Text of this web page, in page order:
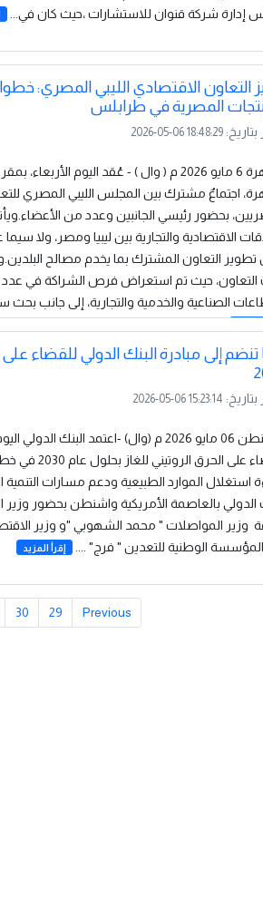
إدارة شركة قنوان للاستشارات ،حيث كان في...
التعاون الاقتصادي الليبي المصري:
المصرية في طرابلس
2026-05-06 18:48:29
القاهرة 6 مايو 2026 م ( وال ) - عُقد اليوم
اجتماعٌ مشترك بين المجلس الليبي المصري
بحضور رئيسي الجانبين وعدد من
الاقتصادية والتجارية بين ليبيا ومصر، ولا
التعاون المشترك بما يخدم مصالح
التعاون، حيث تم استعراض فرص الشراكة في
الصناعية والخدمية والتجارية، إلى جانب بحث
تنضم إلى مبادرة البنك الدولي للقضاء
2026-05-06 15:23:14
واشنطن 06 مايو 2026 م (وال) -اعتمد البنك
القضاء على
استغلال الموارد الطبيعية ودعم مسارات
الدولي بالعاصمة الأمريكية واشنطن بحضور
وزير المواصلات " محمد الشهوبي "و وزير
الوطنية للتعدين " فرج" ....
إقرأ المزيد
Previous
29
30